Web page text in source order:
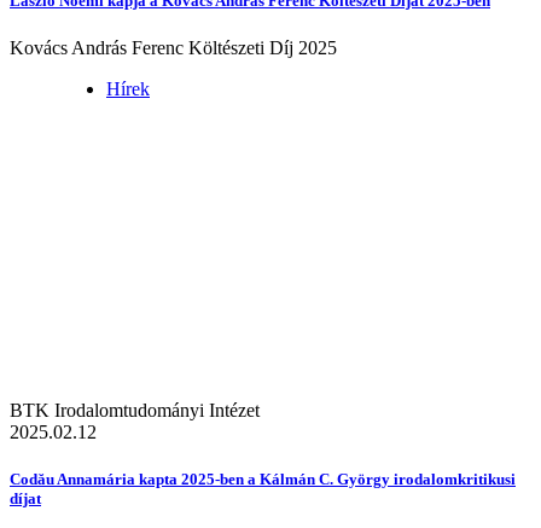
Kovács András Ferenc Költészeti Díj 2025
Hírek
BTK Irodalomtudományi Intézet
2025.02.12
Codău Annamária kapta 2025-ben a Kálmán C. György irodalomkritikusi
díjat